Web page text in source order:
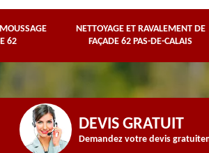
62
NETTOYAGE ET RAVALEMENT DE
FAÇADE 62 PAS-DE-CALAIS
DEVIS GRATUIT
Demandez votre devis